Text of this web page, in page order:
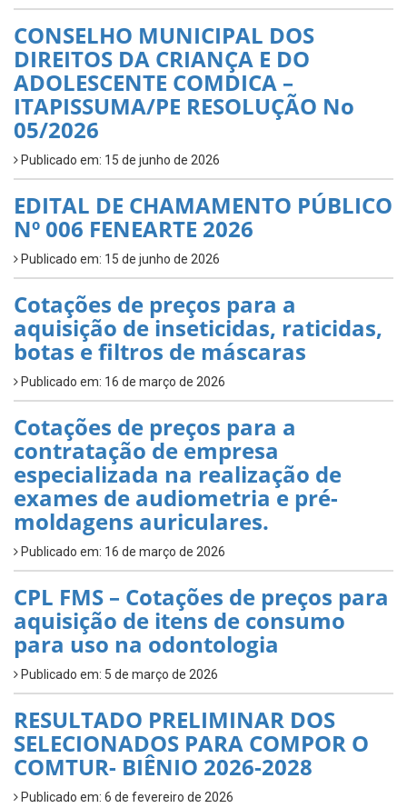
CONSELHO MUNICIPAL DOS
DIREITOS DA CRIANÇA E DO
ADOLESCENTE COMDICA –
ITAPISSUMA/PE RESOLUÇÃO No
05/2026
Publicado em: 15 de junho de 2026
EDITAL DE CHAMAMENTO PÚBLICO
Nº 006 FENEARTE 2026
Publicado em: 15 de junho de 2026
Cotações de preços para a
aquisição de inseticidas, raticidas,
botas e filtros de máscaras
Publicado em: 16 de março de 2026
Cotações de preços para a
contratação de empresa
especializada na realização de
exames de audiometria e pré-
moldagens auriculares.
Publicado em: 16 de março de 2026
CPL FMS – Cotações de preços para
aquisição de itens de consumo
para uso na odontologia
Publicado em: 5 de março de 2026
RESULTADO PRELIMINAR DOS
SELECIONADOS PARA COMPOR O
COMTUR- BIÊNIO 2026-2028
Publicado em: 6 de fevereiro de 2026